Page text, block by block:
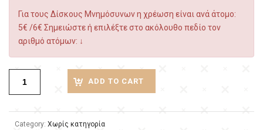
Για τους Δίσκους Μνημόσυνων η χρέωση είναι ανά άτομο:
5€ /6€ Σημειώστε ή επιλέξτε στο ακόλουθο πεδίο τον
αριθμό ατόμων: ↓
ADD TO CART
Category: Χωρίς κατηγορία